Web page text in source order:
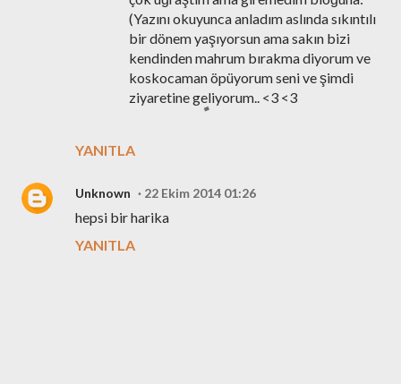
YANITLA
(Yazını okuyunca anladım aslında sıkıntılı
bir dönem yaşıyorsun ama sakın bizi
kendinden mahrum bırakma diyorum ve
koskocaman öpüyorum seni ve şimdi
ziyaretine geliyorum.. <3 <3
Unknown 22 Ekim 2014 01:26
hepsi bir harika
YANITLA